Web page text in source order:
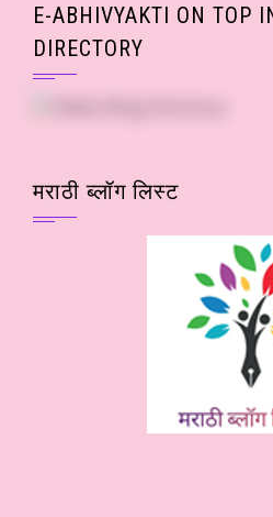
E-ABHIVYAKTI ON TOP
DIRECTORY
मराठी ब्लॉग लिस्ट